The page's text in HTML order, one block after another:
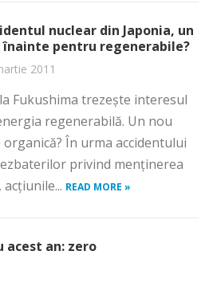
nuclear din Japonia, un
înainte pentru regenerabile?
2011
Fukushima trezește interesul
regenerabilă. Un nou
În urma accidentului
privind menţinerea
READ MORE »
acest an: zero